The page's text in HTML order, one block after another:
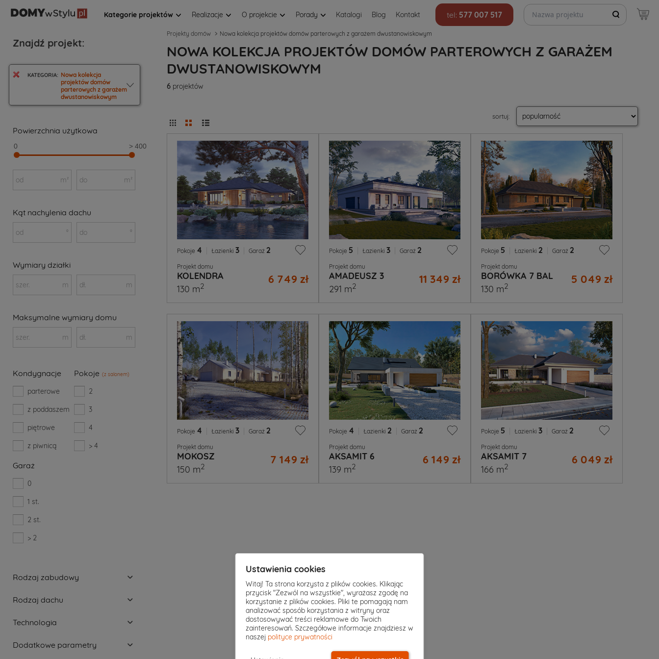
Kategorie projektów Realizacje O projekcie Porady Katalogi Blog Kontakt tel: 577 007 517
Szukaj projektów
Projekty domów Nowa kolekcja projektów domów parterowych z garażem dwustanowiskowym
NOWA KOLEKCJA PROJEKTÓW DOMÓW PARTEROWYCH Z GARAŻEM
DWUSTANOWISKOWYM
6 projektów
sortuj:
Pokoje 4 Łazienki 3 Garaż 2
Projekt domu
KOLENDRA 6 749 zł
130 m2
Pokoje 5 Łazienki 3 Garaż 2
Projekt domu
AMADEUSZ 3 11 349 zł
291 m2
Pokoje 5 Łazienki 2 Garaż 2
Projekt domu
BORÓWKA 7 BAL 5 049 zł
130 m2
Pokoje 4 Łazienki 3 Garaż 2
Projekt domu
MOKOSZ 7 149 zł
150 m2
Pokoje 4 Łazienki 2 Garaż 2
Projekt domu
AKSAMIT 6 6 149 zł
139 m2
Pokoje 5 Łazienki 3 Garaż 2
Projekt domu
AKSAMIT 7 6 049 zł
166 m2
Znajdź projekt:
KATEGORIA: Nowa kolekcja
projektów domów
parterowych z garażem
dwustanowiskowym
Powierzchnia użytkowa
0 > 400
od m² do m²
Kąt nachylenia dachu
od ° do °
Wymiary działki
szer. m dł. m
Maksymalne wymiary domu
szer. m dł. m
Kondygnacje
parterowe
z poddaszem
piętrowe
z piwnicą
Pokoje (z salonem)
2
3
4
> 4
Garaż
0
1 st.
2 st.
> 2
Rodzaj zabudowy
Rodzaj dachu
Technologia
Dodatkowe parametry
Ustawienia cookies
Witaj! Ta strona korzysta z plików cookies. Klikając
przycisk "Zezwól na wszystkie", wyrażasz zgodę na
korzystanie z plików cookies. Pliki te pomagają nam
analizować sposób korzystania z witryny oraz
dostosowywać treści reklamowe do Twoich
zainteresowań. Szczegółowe informacje znajdziesz w
naszej polityce prywatności